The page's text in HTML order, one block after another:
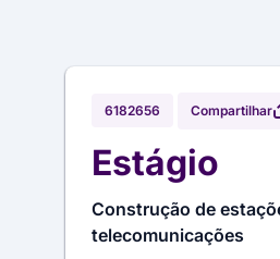
6182656 Compartilhar
Estágio
Construção de
telecomunicações